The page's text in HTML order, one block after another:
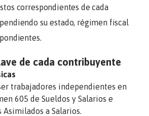
correspondientes de cada
su estado, régimen fiscal
de cada contribuyente
trabajadores independientes en
605 de Sueldos y Salarios e
Asimilados a Salarios.